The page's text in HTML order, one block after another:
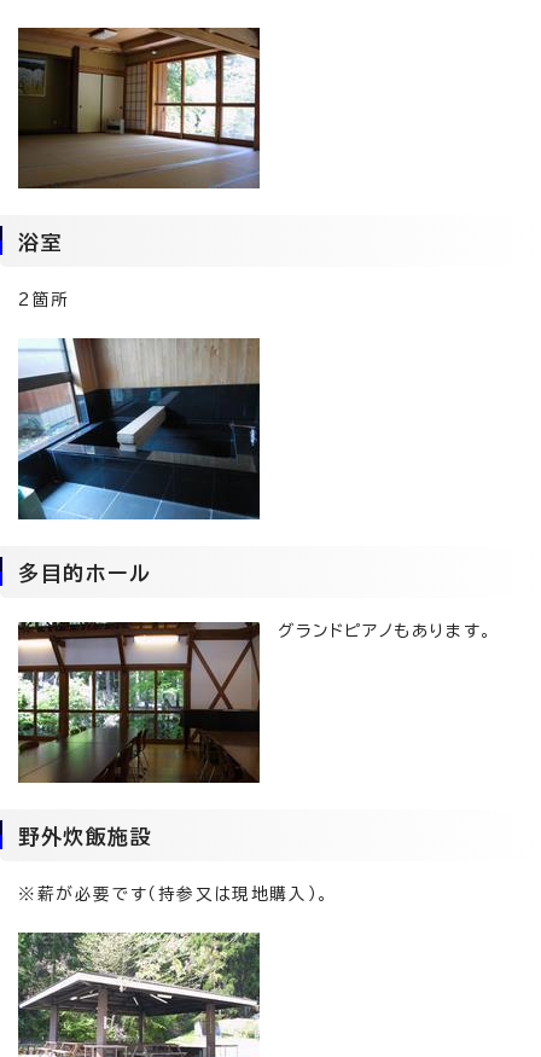
浴室
2箇所
多目的ホール
グランドピアノもあります。
野外炊飯施設
※薪が必要です（持参又は現地購入）。